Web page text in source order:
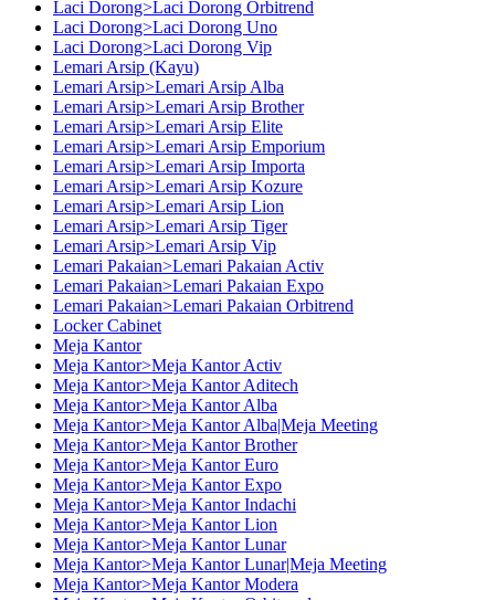
Laci Dorong>Laci Dorong Orbitrend
Laci Dorong>Laci Dorong Uno
Laci Dorong>Laci Dorong Vip
Lemari Arsip (Kayu)
Lemari Arsip>Lemari Arsip Alba
Lemari Arsip>Lemari Arsip Brother
Lemari Arsip>Lemari Arsip Elite
Lemari Arsip>Lemari Arsip Emporium
Lemari Arsip>Lemari Arsip Importa
Lemari Arsip>Lemari Arsip Kozure
Lemari Arsip>Lemari Arsip Lion
Lemari Arsip>Lemari Arsip Tiger
Lemari Arsip>Lemari Arsip Vip
Lemari Pakaian>Lemari Pakaian Activ
Lemari Pakaian>Lemari Pakaian Expo
Lemari Pakaian>Lemari Pakaian Orbitrend
Locker Cabinet
Meja Kantor
Meja Kantor>Meja Kantor Activ
Meja Kantor>Meja Kantor Aditech
Meja Kantor>Meja Kantor Alba
Meja Kantor>Meja Kantor Alba|Meja Meeting
Meja Kantor>Meja Kantor Brother
Meja Kantor>Meja Kantor Euro
Meja Kantor>Meja Kantor Expo
Meja Kantor>Meja Kantor Indachi
Meja Kantor>Meja Kantor Lion
Meja Kantor>Meja Kantor Lunar
Meja Kantor>Meja Kantor Lunar|Meja Meeting
Meja Kantor>Meja Kantor Modera